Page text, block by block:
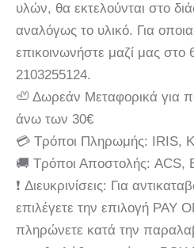
υλών, θα εκτελούνται στο
αναλόγως το υλικό. Για
επικοινωνήστε μαζί μας στο
2103255124.
🦥 Δωρεάν Μεταφορικά για
άνω των 30€
💳 Τρόποι Πληρωμής: IRIS,
🚚 Τρόποι Αποστολής: ACS,
❗ Διευκρινίσεις: Για
επιλέγετε την επιλογή PAY
πληρώνετε κατά την